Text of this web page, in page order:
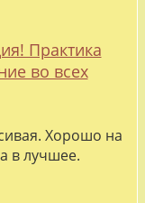
Практика
во всех
Хорошо на
в лучшее.